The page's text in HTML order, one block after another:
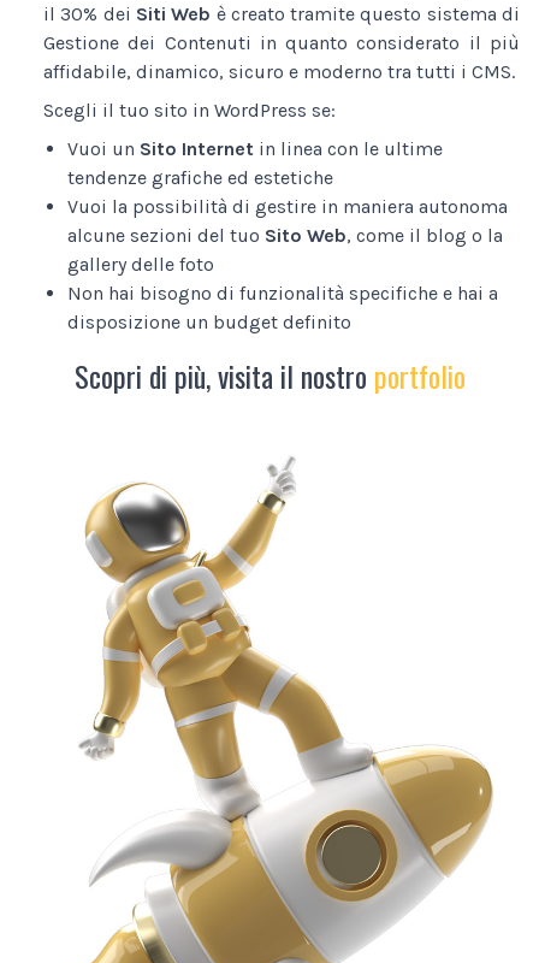
il 30% dei Siti Web è creato tramite questo sistema di
Gestione dei Contenuti in quanto considerato il più
affidabile, dinamico, sicuro e moderno tra tutti i CMS.
Scegli il tuo sito in WordPress se:
Vuoi un Sito Internet in linea con le ultime
tendenze grafiche ed estetiche
Vuoi la possibilità di gestire in maniera autonoma
alcune sezioni del tuo Sito Web, come il blog o la
gallery delle foto
Non hai bisogno di funzionalità specifiche e hai a
disposizione un budget definito
Scopri di più, visita il nostro portfolio